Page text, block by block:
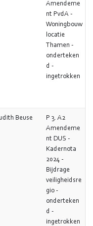
Amendeme
nt PvdA -
Woningbouw
locatie
Thamen -
onderteken
d -
ingetrokken
Beuse
P 3. A2
Amendeme
nt DUS -
Kadernota
2024 -
Bijdrage
veiligheidsre
gio -
onderteken
d -
ingetrokken